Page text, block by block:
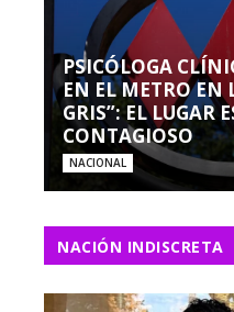
PSICÓLOGA
EN EL METRO EN
GRIS”: EL LUGAR
CONTAGIOSO
NACIONAL
NACIÓN INDISCRETA